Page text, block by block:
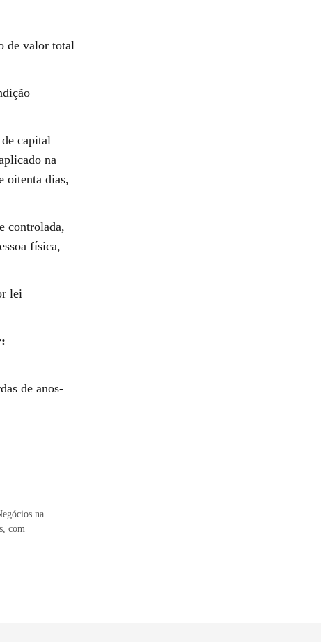
de valor total
capital
na
oitenta dias,
controlada,
física,
lei
de anos-
na
com